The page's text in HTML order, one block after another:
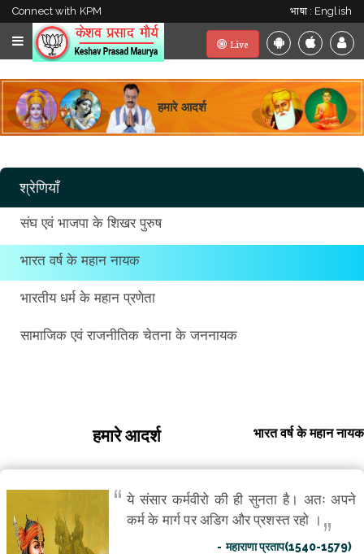
Connect with KPM भाषा : English
Live
हमारे आदर्श
श्रेणियाँ
संघ एवं भाजपा के शिखर पुरुष
भारत वर्ष के महान नायक
भारतीय धर्म के महान प्रणेता
सामाजिक एवं राजनीतिक चेतना के जननायक
हमारे आदर्श भारत वर्ष के महान नायक
ये संसार कर्मवीरो की ही सुनता है। अतः अपने
कर्म के मार्ग पर अडिग और प्रशस्त रहो ।
महाराणा प्रताप(1540-1579)